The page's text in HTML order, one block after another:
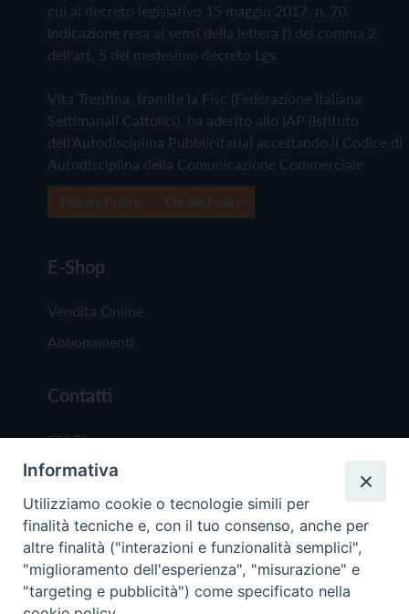
cui al decreto legislativo 15 maggio 2017, n. 70.
Indicazione resa ai sensi della lettera f) del comma 2
dell'art. 5 del medesimo decreto Lgs.
Vita Trentina, tramite la Fisc (Federazione Italiana
Settimanali Cattolici), ha aderito allo IAP (Istituto
dell'Autodisciplina Pubblicitaria) accettando il Codice di
Autodisciplina della Comunicazione Commerciale
E-Shop
Vendita Online
Abbonamenti
Contatti
Chi Siamo
Redazione
Scrivici
Informativa
Utilizziamo cookie o tecnologie simili per
finalità tecniche e, con il tuo consenso, anche per
altre finalità ("interazioni e funzionalità semplici",
"miglioramento dell'esperienza", "misurazione" e
"targeting e pubblicità") come specificato nella